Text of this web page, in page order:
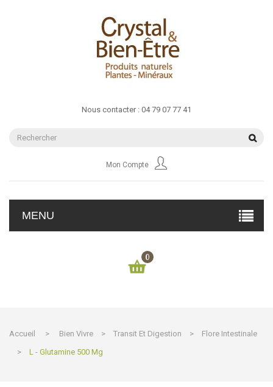
Nous contacter : 04 79 07 77 41
Mon Compte
MENU
0
Accueil > Bien Vivre > Transit Et Digestion >
Flore Intestinale
>
L - Glutamine 500 Mg